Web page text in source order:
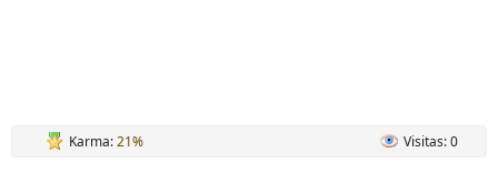
Karma:21% Visitas: 0